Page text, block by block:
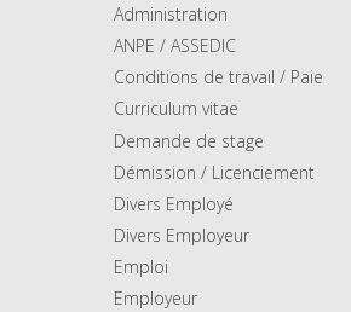
Administration
ANPE / ASSEDIC
Conditions de travail / Paie
Curriculum vitae
Demande de stage
Démission / Licenciement
Divers Employé
Divers Employeur
Emploi
Employeur